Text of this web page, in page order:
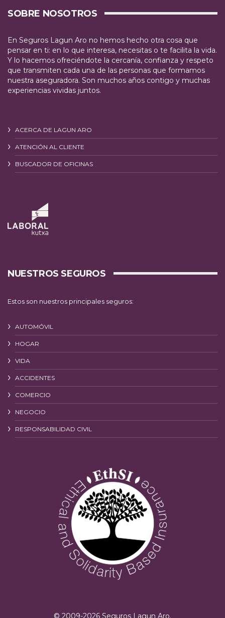
SOBRE NOSOTROS
En Seguros Lagun Aro no hemos hecho otra cosa que
pensar en ti: en lo que interesa, necesitas o te facilita la vida.
Y lo hacemos ofreciéndote la cercanía, confianza y respeto
que transmiten cada una de las personas que formamos
nuestra aseguradora. Son muchos años contigo y muchas
experiencias vividas juntos.
ACERCA DE LAGUN ARO
ATENCIÓN AL CLIENTE
BUSCADOR DE OFICINAS
NUESTROS SEGUROS
Estos son nuestros principales seguros:
AUTOMÓVIL
HOGAR
VIDA
ACCIDENTES
COMERCIO
NEGOCIO
RESPONSABILIDAD CIVIL
© 2009-2026 Seguros Lagun Aro.